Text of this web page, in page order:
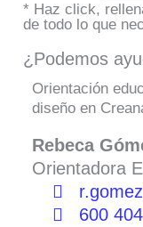
* Haz click,
de todo lo que
¿Podemos
Orientación
diseño en
Rebeca
Orientadora
600